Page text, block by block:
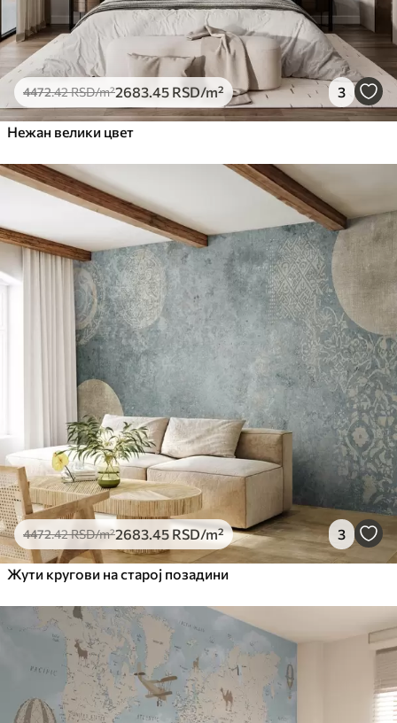
4472.42RSD/m²2683 .45 RSD/m² 3
Нежан велики цвет
4472.42RSD/m²2683 .45 RSD/m² 3
Жути кругови на старој позадини